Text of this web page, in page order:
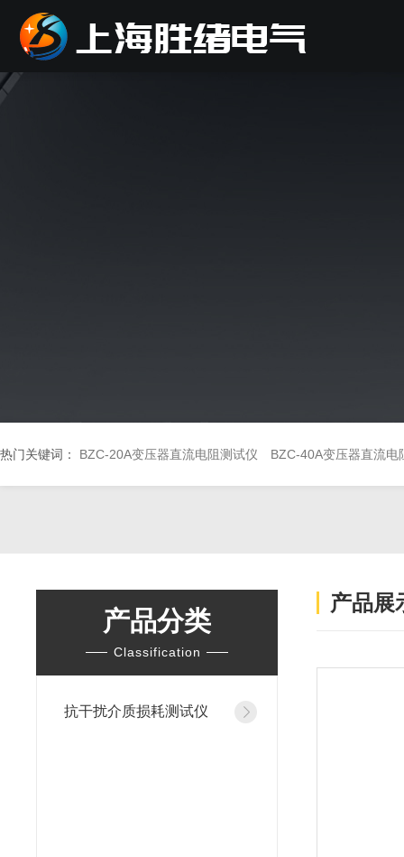
热门关键词： BZC-20A变压器直流电阻测试仪 BZC-40A变压器直流电
产品分类
Classification
抗干扰介质损耗测试仪
产品展